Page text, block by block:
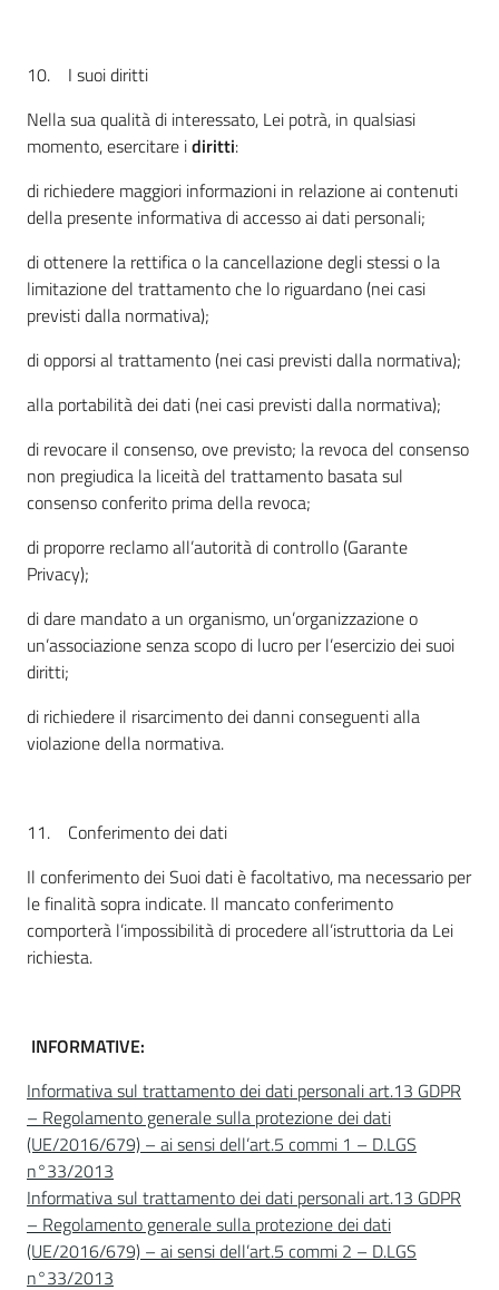
10. I suoi diritti
Nella sua qualità di interessato, Lei potrà, in qualsiasi
momento, esercitare idiritti:
di richiedere maggiori informazioni in relazione ai contenuti
della presente informativa di accesso ai dati personali;
di ottenere la rettifica o la cancellazione degli stessi o la
limitazione del trattamento che lo riguardano (nei casi
previsti dalla normativa);
di opporsi al trattamento (nei casi previsti dalla normativa);
alla portabilità dei dati (nei casi previsti dalla normativa);
di revocare il consenso, ove previsto; la revoca del consenso
non pregiudica la liceità del trattamento basata sul
consenso conferito prima della revoca;
di proporre reclamo all’autorità di controllo (Garante
Privacy);
di dare mandato a un organismo, un’organizzazione o
un’associazione senza scopo di lucro per l’esercizio dei suoi
diritti;
di richiedere il risarcimento dei danni conseguenti alla
violazione della normativa.
11. Conferimento dei dati
Il conferimento dei Suoi dati è facoltativo, ma necessario per
le finalità sopra indicate. Il mancato conferimento
comporterà l’impossibilità di procedere all’istruttoria da Lei
richiesta.
INFORMATIVE:
Informativa sul trattamento dei dati personali art.13 GDPR
– Regolamento generale sulla protezione dei dati
(UE/2016/679) – ai sensi dell’art.5 commi 1 – D.LGS
n°33/2013
Informativa sul trattamento dei dati personali art.13 GDPR
– Regolamento generale sulla protezione dei dati
(UE/2016/679) – ai sensi dell’art.5 commi 2 – D.LGS
n°33/2013